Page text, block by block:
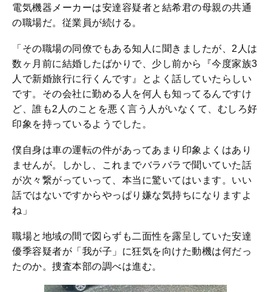
電気機器メーカーは安達容疑者と結希君の母親の共通
の職場だ。従業員が続ける。
「その職場の同僚でもある知人に聞きましたが、2人は
数ヶ月前に結婚したばかりで、少し前から『今度家族3
人で新婚旅行に行くんです』とよく話していたらしい
です。その会社に勤める人を何人も知ってるんですけ
ど、誰も2人のことを悪く言う人がいなくて、むしろ好
印象を持っているようでした。
僕自身は車の運転の件があってあまり印象よくはあり
ませんが。しかし、これまでバラバラで聞いていた話
が次々繋がっていって、本当に驚いてはいます。いい
話ではないですからやっぱり嫌な気持ちになりますよ
ね」
職場と地域の間で図らずも二面性を露呈していた安達
優季容疑者が「我が子」に狂気を向けた動機は何だっ
たのか。捜査本部の調べは進む。